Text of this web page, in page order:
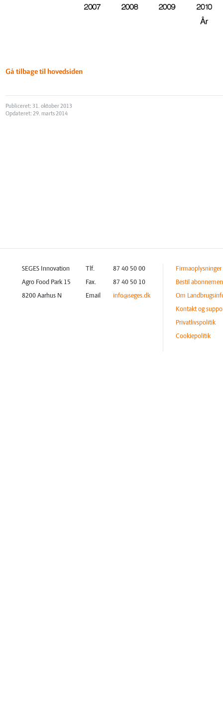
Gå tilbage til hovedsiden
Publiceret: 31. oktober 2013
Opdateret: 29. marts 2014
SEGES Innovation
Agro Food Park 15
8200 Aarhus N
Tlf.
87 40 50 00
Fax.
87 40 50 10
Email
info@seges.dk
Firmaoplysninger
Bestil
Om
Kontakt og
Privatlivspolitik
Cookiepolitik